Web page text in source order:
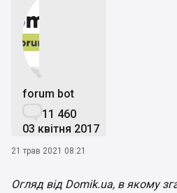


forum bot
11 460
03 квітня 2017
21 трав 2021 08:21
Огляд від Domik.ua, в якому